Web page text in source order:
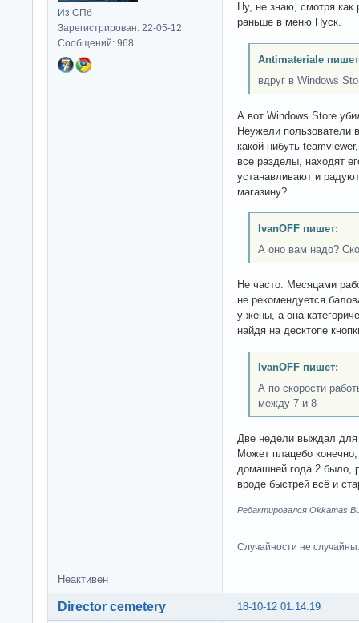
Из СПб
Зарегистрирован: 22-05-12
Сообщений: 968
Ну, не знаю, смотря
раньше в меню Пуск.
Antimateriale
вдруг в Windows
А вот Windows Store
Неужели пользователи
какой-нибуть
все разделы, находят
устанавливают и
магазину?
IvanOFF пишет:
А оно вам надо?
Не часто. Месяцами
не рекомендуется
у жены, а она
найдя на десктопе
IvanOFF пишет:
А по скорости
между 7 и 8
Две недели выждал для
Может плацебо
домашней года 2 было,
вроде быстрей всё и
Редактировался Okkamas
Случайности не случайны.
Неактивен
18-10-12 01:14:19
Director cemetery